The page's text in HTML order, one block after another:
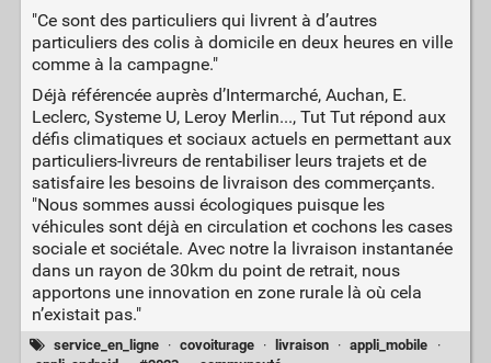
"Ce sont des particuliers qui livrent à d’autres
particuliers des colis à domicile en deux heures en ville
comme à la campagne."
Déjà référencée auprès d’Intermarché, Auchan, E.
Leclerc, Systeme U, Leroy Merlin..., Tut Tut répond aux
défis climatiques et sociaux actuels en permettant aux
particuliers-livreurs de rentabiliser leurs trajets et de
satisfaire les besoins de livraison des commerçants.
"Nous sommes aussi écologiques puisque les
véhicules sont déjà en circulation et cochons les cases
sociale et sociétale. Avec notre la livraison instantanée
dans un rayon de 30km du point de retrait, nous
apportons une innovation en zone rurale là où cela
n’existait pas."
service_en_ligne · covoiturage · livraison · appli_mobile
·